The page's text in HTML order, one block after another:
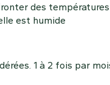
des
est humide
1 à 2 fois par